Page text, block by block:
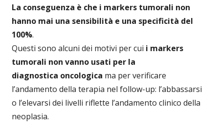
La conseguenza è che i markers tumorali non
hanno mai una sensibilità e una specificità del
100%.
Questi sono alcuni dei motivi per cui i markers
tumorali non vanno usati per la
diagnostica oncologica ma per verificare
l’andamento della terapia nel follow-up: l’abbassarsi
o l’elevarsi dei livelli riflette l’andamento clinico della
neoplasia.